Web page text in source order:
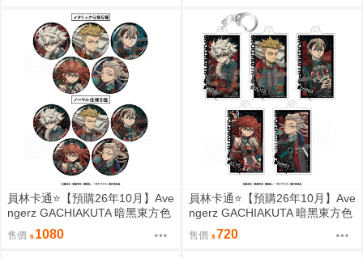
員林卡通⭐️【預購26年10月】Ave
ngerz GACHIAKUTA 暗黑東方色
彩 胸章 徽章收藏集 中盒 0814
售價 1080
員林卡通⭐️【預購26年10月】Ave
ngerz GACHIAKUTA 暗黑東方色
彩 壓克力鑰匙圈集 中盒 0814
售價 720